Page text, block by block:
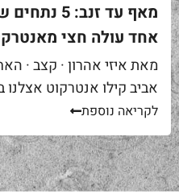
מאף עד
אחד עולה חצי
מאת איזי אהרון · קצב ·
ל-₪220. מחיר יפה – וגם מוצדק, כי זה...
לקריאה נוספת